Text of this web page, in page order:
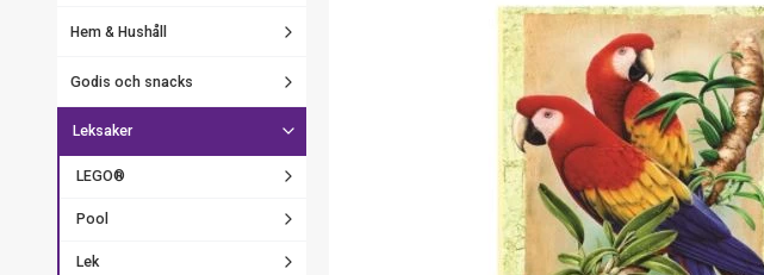
Hem & Hushåll
Godis och snacks
Leksaker
LEGO®
Pool
Lek